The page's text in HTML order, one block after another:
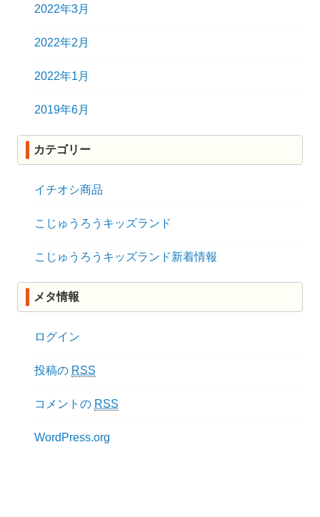
2022年3月
2022年2月
2022年1月
2019年6月
カテゴリー
イチオシ商品
こじゅうろうキッズランド
こじゅうろうキッズランド新着情報
メタ情報
ログイン
投稿の RSS
コメントの RSS
WordPress.org